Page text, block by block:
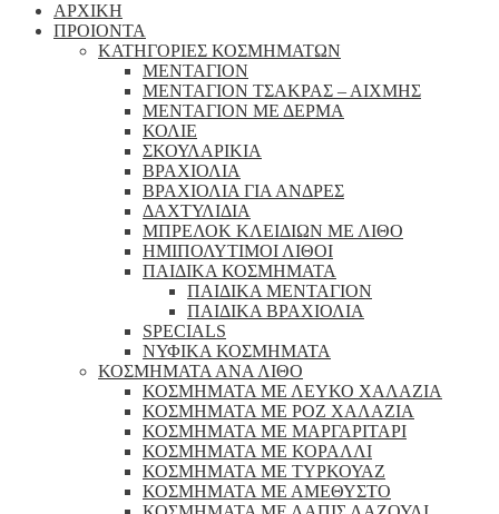
ΑΡΧΙΚΗ
ΠΡΟΙΟΝΤΑ
ΚΑΤΗΓΟΡΙΕΣ ΚΟΣΜΗΜΑΤΩΝ
ΜΕΝΤΑΓΙΟΝ
ΜΕΝΤΑΓΙΟΝ ΤΣΑΚΡΑΣ – ΑΙΧΜΗΣ
ΜΕΝΤΑΓΙΟΝ ΜΕ ΔΕΡΜΑ
ΚΟΛΙΕ
ΣΚΟΥΛΑΡΙΚΙΑ
ΒΡΑΧΙΟΛΙΑ
ΒΡΑΧΙΟΛΙΑ ΓΙΑ ΑΝΔΡΕΣ
ΔΑΧΤΥΛΙΔΙΑ
ΜΠΡΕΛΟΚ ΚΛΕΙΔΙΩΝ ΜΕ ΛΙΘΟ
ΗΜΙΠΟΛΥΤΙΜΟΙ ΛΙΘΟΙ
ΠΑΙΔΙΚΑ ΚΟΣΜΗΜΑΤΑ
ΠΑΙΔΙΚΑ ΜΕΝΤΑΓΙΟΝ
ΠΑΙΔΙΚΑ ΒΡΑΧΙΟΛΙΑ
SPECIALS
ΝΥΦΙΚΑ ΚΟΣΜΗΜΑΤΑ
ΚΟΣΜΗΜΑΤΑ ΑΝΑ ΛΙΘΟ
ΚΟΣΜΗΜΑΤΑ ΜΕ ΛΕΥΚΟ ΧΑΛΑΖΙΑ
ΚΟΣΜΗΜΑΤΑ ΜΕ ΡΟΖ ΧΑΛΑΖΙΑ
ΚΟΣΜΗΜΑΤΑ ΜΕ ΜΑΡΓΑΡΙΤΑΡΙ
ΚΟΣΜΗΜΑΤΑ ΜΕ ΚΟΡΑΛΛΙ
ΚΟΣΜΗΜΑΤΑ ΜΕ ΤΥΡΚΟΥΑΖ
ΚΟΣΜΗΜΑΤΑ ΜΕ ΑΜΕΘΥΣΤΟ